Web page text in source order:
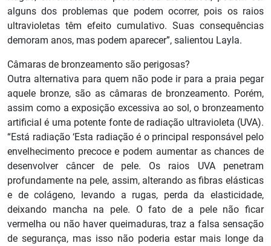
alguns dos problemas que podem ocorrer, pois os raios
ultravioletas têm efeito cumulativo. Suas consequências
demoram anos, mas podem aparecer”, salientou Layla.
Câmaras de bronzeamento são perigosas?
Outra alternativa para quem não pode ir para a praia pegar
aquele bronze, são as câmaras de bronzeamento. Porém,
assim como a exposição excessiva ao sol, o bronzeamento
artificial é uma potente fonte de radiação ultravioleta (UVA).
“Está radiação ‘Esta radiação é o principal responsável pelo
envelhecimento precoce e podem aumentar as chances de
desenvolver câncer de pele. Os raios UVA penetram
profundamente na pele, assim, alterando as fibras elásticas
e de colágeno, levando a rugas, perda da elasticidade,
deixando mancha na pele. O fato de a pele não ficar
vermelha ou não haver queimaduras, traz a falsa sensação
de segurança, mas isso não poderia estar mais longe da